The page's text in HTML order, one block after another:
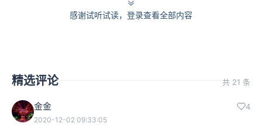
美的方面，而非实用性的方面。而罗马建筑呢，重点则在
庙等宗教建筑，也有皇宫、剧场、斗兽场、浴场等公共建
筑，还有广场、大会堂等等。
感谢试听试读，登录查看全部内容
精选评论 共 21 条
金金 4
2020-12-02 09:33:05